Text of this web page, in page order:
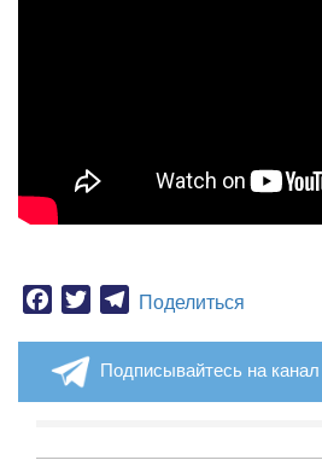
Facebook
TwitterTelegram
Поделиться
Подписывайтесь на